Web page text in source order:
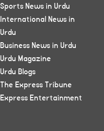
Sports News in Urdu
International News in
Urdu
Business News in Urdu
Urdu Magazine
Urdu Blogs
The Express Tribune
Express Entertainment